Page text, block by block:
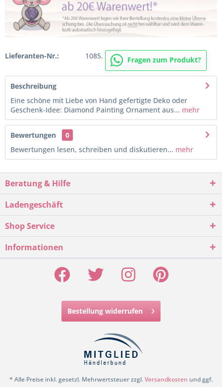
Lieferanten-Nr.: 1085. Fragen zum Produkt?
Beschreibung
Eine schöne mit Liebe von Hand gefertigte Deko oder
Geschenk-Idee: Diamond Painting Ornament aus... mehr
Bewertungen
0
Bewertungen lesen, schreiben und diskutieren... mehr
Beratung & Hilfe
Ladengeschäft
Shop Service
Informationen
Bestellung widerrufen
* Alle Preise inkl. gesetzl. Mehrwertsteuer zzgl.Versandkosten und ggf.